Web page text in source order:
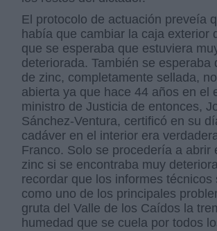
El protocolo de actuación preveía
había que cambiar la caja exterior
que se esperaba que estuviera
deteriorada. También se esperaba
de zinc, completamente sellada,
abierta ya que hace 44 años en el
ministro de Justicia de entonces,
Sánchez-Ventura, certificó en su
cadáver en el interior era
Franco. Solo se procedería a abrir
zinc si se encontraba muy
recordar que los informes técnicos
como uno de los principales
gruta del Valle de los Caídos la
humedad que se cuela por todos